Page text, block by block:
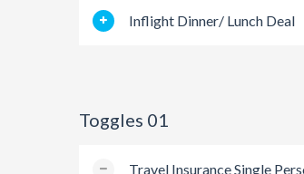
Inflight Dinner/ Lunch Deal
Toggles 01
Travel Insurance Single